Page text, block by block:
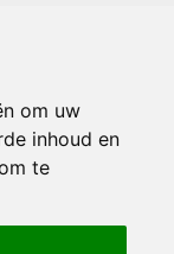
om uw
inhoud en
te